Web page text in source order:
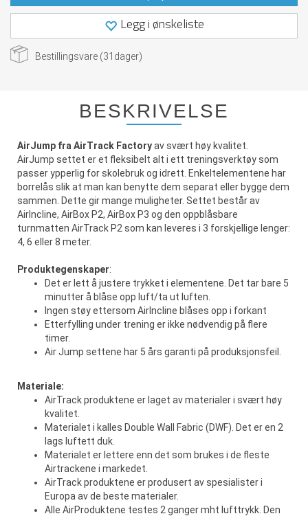
Legg i ønskeliste
Bestillingsvare (31 dager)
BESKRIVELSE
AirJump fra AirTrack Factoryav svært høy kvalitet.
AirJump settet er et fleksibelt alt i ett treningsverktøy som
passer ypperlig for skolebruk og idrett. Enkeltelementene har
borrelås slik at man kan benytte dem separat eller bygge dem
sammen. Dette gir mange muligheter. Settet består av
AirIncline, AirBox P2, AirBox P3 og den oppblåsbare
turnmatten AirTrack P2 som kan leveres i 3 forskjellige lenger:
4, 6 eller 8 meter.
Produktegenskaper:
Det er lett å justere trykket i elementene. Det tar bare 5
minutter å blåse opp luft/ta ut luften.
Ingen støy ettersom AirIncline blåses opp i forkant
Etterfylling under trening er ikke nødvendig på flere
timer.
Air Jump settene har 5 års garanti på produksjonsfeil.
Materiale:
AirTrack produktene er laget av materialer i svært høy
kvalitet.
Materialet i kalles Double Wall Fabric (DWF). Det er en 2
lags luftett duk.
Materialet er lettere enn det som brukes i de fleste
Airtrackene i markedet.
AirTrack produktene er produsert av spesialister i
Europa av de beste materialer.
Alle AirProduktene testes 2 ganger mht lufttrykk. Den